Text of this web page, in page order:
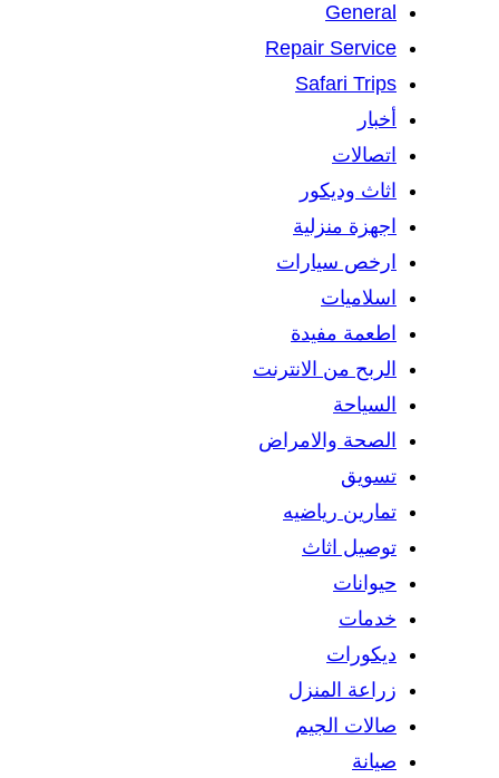
General
Repair Service
Safari Trips
أخبار
اتصالات
اثاث وديكور
اجهزة منزلية
ارخص سيارات
اسلاميات
اطعمة مفيدة
الربح من الانترنت
السياحة
الصحة والامراض
تسويق
تمارين رياضيه
توصيل اثاث
حيوانات
خدمات
ديكورات
زراعة المنزل
صالات الجيم
صيانة